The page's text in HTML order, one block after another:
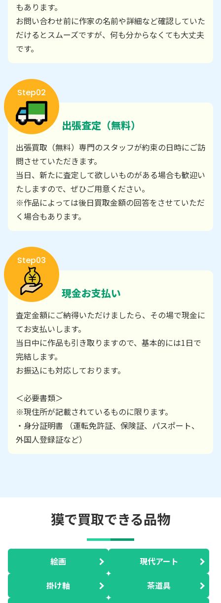
もあります。
お問い合わせ前に作家の名前や詳細など確認していた
だけるとスムーズですが、何も分からなくても大丈夫
です。
Step02
出張査定（無料）
出張買取（無料）専門のスタッフが約束の日時にご訪
問させていただきます。
当日、新たに査定して欲しいものがある場合も歓迎い
たしますので、ぜひご用意ください。
※作品によっては後日買取金額の回答をさせていただ
く場合もあります。
Step03
現金お支払い
査定金額にご納得いただけましたら、その場で現金に
てお支払いします。
当日中に作品も引き取りますので、基本的には1日で
完結します。
お振込にも対応しております。
＜必要書類＞
※現住所が記載されているものに限ります。
・身分証明書 （運転免許証、保険証、パスポート、
外国人登録証など）
獏で買取できる品物
絵画 現代アート
掛け軸 茶道具